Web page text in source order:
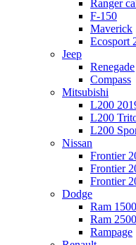
Ranger
F-150
Maverick
Ecosport
Jeep
Renegade
Compass
Mitsubishi
L200
L200
L200
Nissan
Frontier
Frontier
Frontier
Dodge
Ram 1500
Ram 2500
Rampage